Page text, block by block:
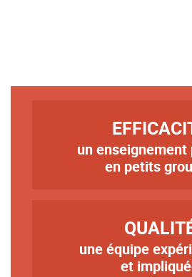
un enseignement
en petits
une équipe
et